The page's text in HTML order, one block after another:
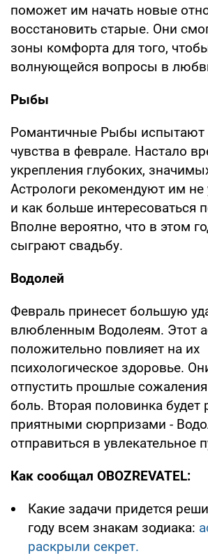
поможет им начать новые
восстановить старые. Они
зоны комфорта для того,
волнующейся вопросы в
Рыбы
Романтичные Рыбы испытают
чувства в феврале. Настало
укрепления глубоких,
Астрологи рекомендуют им не
и как больше интересоваться
Вполне вероятно, что в этом
сыграют свадьбу.
Водолей
Февраль принесет большую
влюбленным Водолеям. Этот
положительно повлияет на их
психологическое здоровье.
отпустить прошлые
боль. Вторая половинка будет
приятными сюрпризами -
отправиться в увлекательное
Как сообщал OBOZREVATEL:
Какие задачи придется
году всем знакам зодиака:
раскрыли секрет.